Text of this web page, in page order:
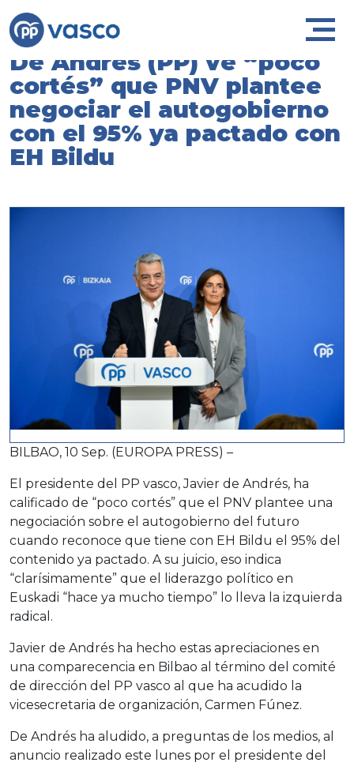
De Andrés (PP) ve “poco
cortés” que PNV plantee
negociar el autogobierno
con el 95% ya pactado con
EH Bildu
BILBAO, 10 Sep. (EUROPA PRESS) –
El presidente del PP vasco, Javier de Andrés, ha
calificado de “poco cortés” que el PNV plantee una
negociación sobre el autogobierno del futuro
cuando reconoce que tiene con EH Bildu el 95% del
contenido ya pactado. A su juicio, eso indica
“clarísimamente” que el liderazgo político en
Euskadi “hace ya mucho tiempo” lo lleva la izquierda
radical.
Javier de Andrés ha hecho estas apreciaciones en
una comparecencia en Bilbao al término del comité
de dirección del PP vasco al que ha acudido la
vicesecretaria de organización, Carmen Fúnez.
De Andrés ha aludido, a preguntas de los medios, al
anuncio realizado este lunes por el presidente del